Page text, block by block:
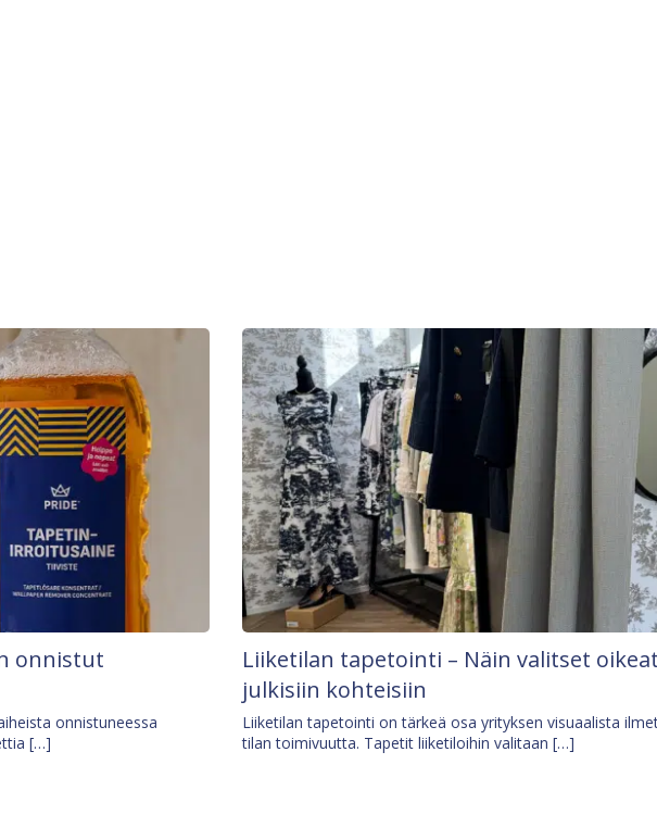
onnistut
onnistuneessa
[…]
Liiketilan tapetointi – Näin valitset
julkisiin kohteisiin
Liiketilan tapetointi on tärkeä osa yrityksen visuaalista
tilan toimivuutta. Tapetit liiketiloihin valitaan […]